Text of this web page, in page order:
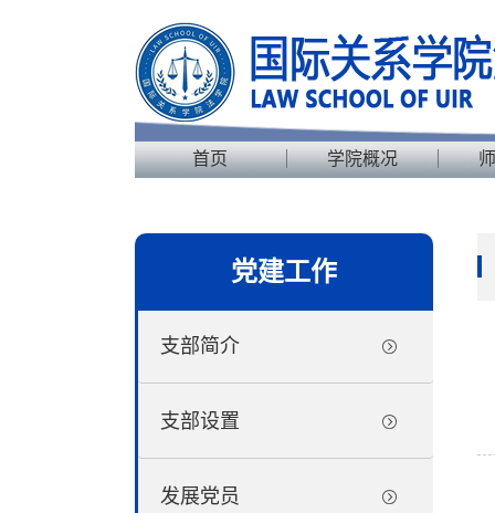
首页 学院概况
党建工作
支部简介
支部设置
发展党员